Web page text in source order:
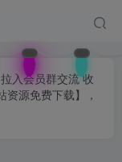
入会员群交流 收
源免费下载】，